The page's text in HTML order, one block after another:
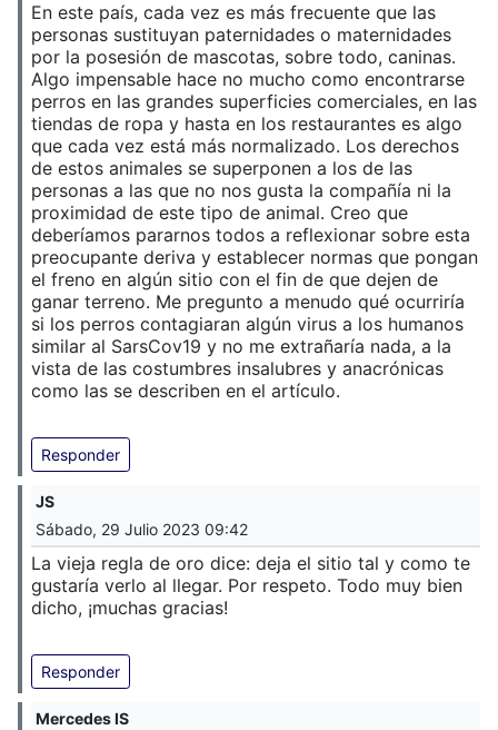
En este país, cada vez es más frecuente que las
personas sustituyan paternidades o maternidades
por la posesión de mascotas, sobre todo, caninas.
Algo impensable hace no mucho como encontrarse
perros en las grandes superficies comerciales, en las
tiendas de ropa y hasta en los restaurantes es algo
que cada vez está más normalizado. Los derechos
de estos animales se superponen a los de las
personas a las que no nos gusta la compañía ni la
proximidad de este tipo de animal. Creo que
deberíamos pararnos todos a reflexionar sobre esta
preocupante deriva y establecer normas que pongan
el freno en algún sitio con el fin de que dejen de
ganar terreno. Me pregunto a menudo qué ocurriría
si los perros contagiaran algún virus a los humanos
similar al SarsCov19 y no me extrañaría nada, a la
vista de las costumbres insalubres y anacrónicas
como las se describen en el artículo.
Responder
JS
Sábado, 29 Julio 2023 09:42
La vieja regla de oro dice: deja el sitio tal y como te
gustaría verlo al llegar. Por respeto. Todo muy bien
dicho, ¡muchas gracias!
Responder
Mercedes IS